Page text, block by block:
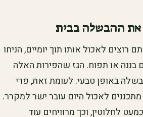
את ההבשלה בבית
לאכול אותו תוך יומיים, הניחו
בננה או תפוח. הגז שהפירות האלה
באופן טבעי. לעומת זאת, פרי
לאכול היום עובר ישר למקרר.
לחלוטין, וכך מרוויחים עוד